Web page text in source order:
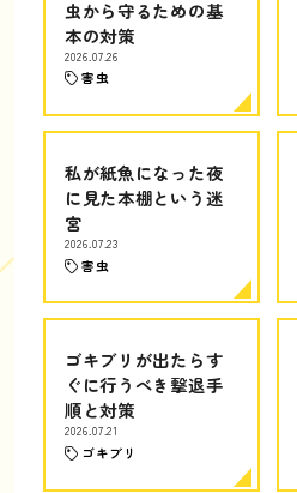
虫から守るための基
本の対策
2026.07.26
害虫
私が紙魚になった夜
に見た本棚という迷
宮
2026.07.23
害虫
ゴキブリが出たらす
ぐに行うべき撃退手
順と対策
2026.07.21
ゴキブリ